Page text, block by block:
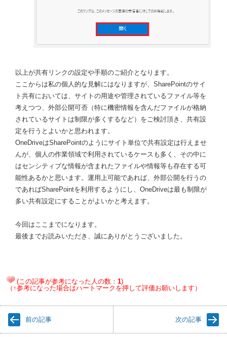
以上が共有リンクの設定や手順のご紹介となります。
ここからは私の個人的な見解にはなりますが、SharePointのサイ
ト共有においては、サイトの用途や管理されているファイル等を
考えつつ、外部公開可否（特に機密情報を含んだファイルが格納
されているサイトは制限が多くするなど）をご検討頂き、共有設
定を行うとよいかと思われます。
OneDriveはSharePointのようにサイト単位で共有設定は行えませ
んが、個人の作業領域で利用されているケースも多く、その中に
はセンシティブな情報が含まれたファイルや情報等も存在する可
能性あるかと思います。運用上可能であれば、外部公開を行うの
であればSharePointを利用するようにし、OneDriveは最も制限が
多い共有設定にすることがよいかと考えます。
今回はここまでになります。
最後までお読みいただき、誠にありがとうございました。
(この記事が参考になった人の数： 1)
（↑参考になった場合はハートマークを押して評価お願いします）
前の記事 次の記事